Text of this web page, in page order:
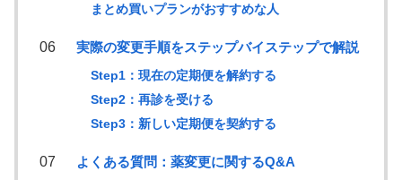
まとめ買いプランがおすすめな人
実際の変更手順をステップバイステップで解説
Step1：現在の定期便を解約する
Step2：再診を受ける
Step3：新しい定期便を契約する
よくある質問：薬変更に関するQ&A